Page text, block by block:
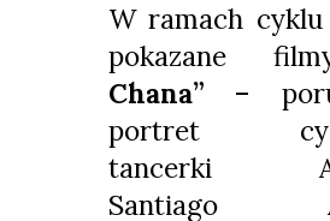
W ramach cyklu
pokazane
Chana” –
portret
tancerki
Santiago